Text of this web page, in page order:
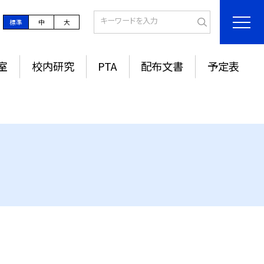
標準 中 大
校内研究 PTA 配布文書 予定表